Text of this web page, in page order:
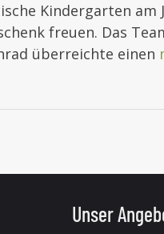
Kindergarten am
freuen. Das
überreichte einen
Unser